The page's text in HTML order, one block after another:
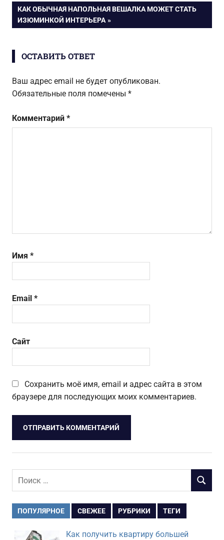
по
записям
СЛЕДУЮЩАЯ
ЗАПИСЬ:
КАК ОБЫЧНАЯ НАПОЛЬНАЯ ВЕШАЛКА МОЖЕТ СТАТЬ
ИЗЮМИНКОЙ ИНТЕРЬЕРА
ОСТАВИТЬ ОТВЕТ
Ваш адрес email не будет опубликован.
Обязательные поля помечены *
Комментарий *
Имя *
Email *
Сайт
Сохранить моё имя, email и адрес сайта в этом
браузере для последующих моих комментариев.
Поиск
ПОИСК
ПОПУЛЯРНОЕ СВЕЖЕЕ РУБРИКИ ТЕГИ
Как получить квартиру большей